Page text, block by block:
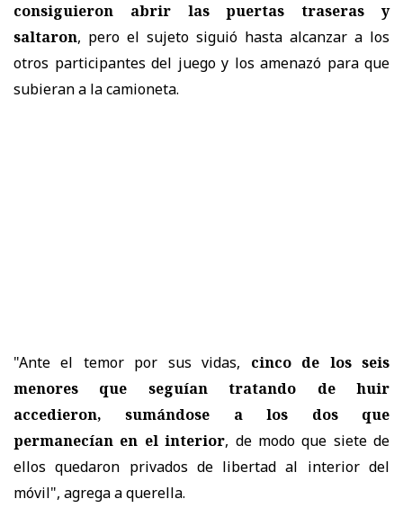
consiguieron abrir las puertas traseras y
saltaron, pero el sujeto siguió hasta alcanzar a los
otros participantes del juego y los amenazó para que
subieran a la camioneta.
"Ante el temor por sus vidas, cinco de los seis
menores que seguían tratando de huir
accedieron, sumándose a los dos que
permanecían en el interior, de modo que siete de
ellos quedaron privados de libertad al interior del
móvil", agrega a querella.